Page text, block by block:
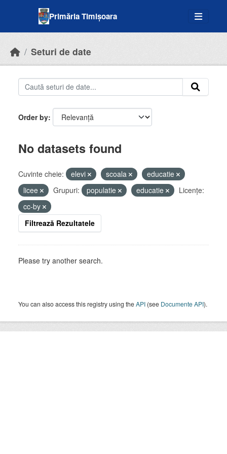
Primăria Timișoara
Seturi de date
Order by
No datasets found
Cuvinte cheie: elevi scoala
educatie
licee
Grupuri: populatie educatie
Licenţe:
cc-by
Filtrează Rezultatele
Please try another search.
You can also access this registry using theAPI (see Documente API).